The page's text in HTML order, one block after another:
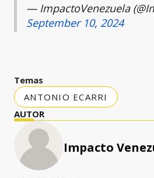
— ImpactoVenezuela
September 10, 2024
Temas
ANTONIO ECARRI
AUTOR
Impacto